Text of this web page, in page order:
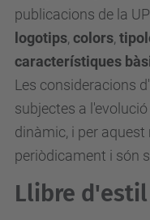
publicacions de la
logotips, colors,
característiques
Les consideracions
subjectes a
dinàmic, i per
periòdicament i són
Llibre d'estil